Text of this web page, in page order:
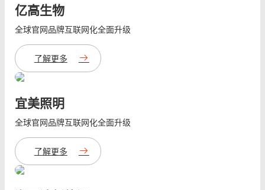
亿高生物
全球官网品牌互联网化全面升级
了解更多
宜美照明
全球官网品牌互联网化全面升级
了解更多